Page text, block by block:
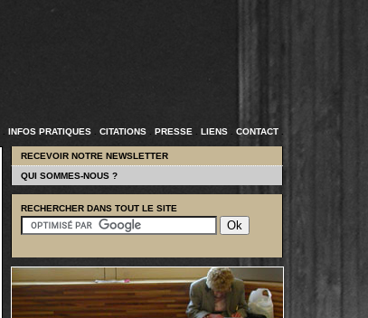
INFOS PRATIQUES CITATIONS PRESSE LIENS CONTACT
RECEVOIR NOTRE NEWSLETTER
QUI SOMMES-NOUS ?
RECHERCHER DANS TOUT LE SITE